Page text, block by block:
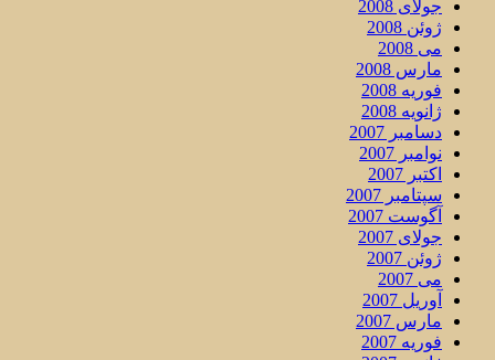
جولای 2008
ژوئن 2008
می 2008
مارس 2008
فوریه 2008
ژانویه 2008
دسامبر 2007
نوامبر 2007
اکتبر 2007
سپتامبر 2007
آگوست 2007
جولای 2007
ژوئن 2007
می 2007
آوریل 2007
مارس 2007
فوریه 2007